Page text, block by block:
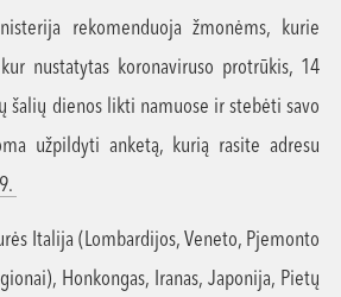
rekomenduoja žmonėms, kurie
nustatytas koronaviruso protrūkis, 14
šalių dienos likti namuose ir stebėti savo
užpildyti anketą, kurią rasite adresu
Italija (Lombardijos, Veneto, Pjemonto
Honkongas, Iranas, Japonija, Pietų